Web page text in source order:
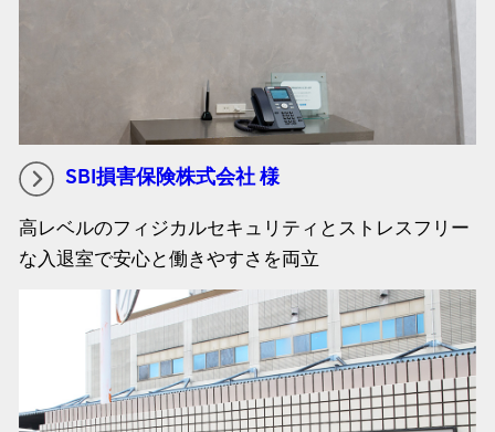
SBI損害保険株式会社 様
高レベルのフィジカルセキュリティとストレスフリー
な入退室で安心と働きやすさを両立